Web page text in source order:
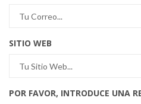
SITIO WEB
POR FAVOR, INTRODUCE UNA